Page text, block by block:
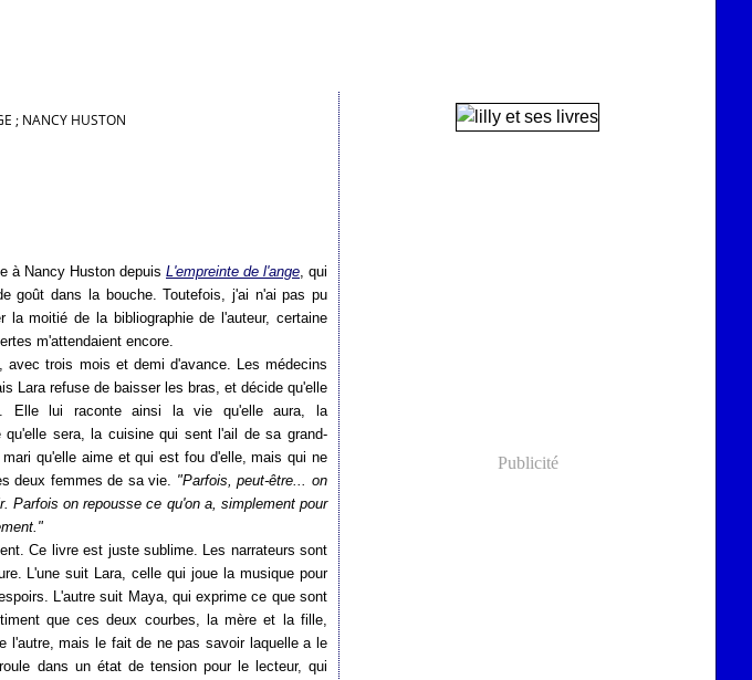
; NANCY HUSTON
à Nancy Huston depuis L'empreinte de l'ange, qui
goût dans la bouche. Toutefois, j'ai n'ai pas pu
la moitié de la bibliographie de l'auteur, certaine
m'attendaient encore.
avec trois mois et demi d'avance. Les médecins
Lara refuse de baisser les bras, et décide qu'elle
Elle lui raconte ainsi la vie qu'elle aura, la
qu'elle sera, la cuisine qui sent l'ail de sa grand-
qu'elle aime et qui est fou d'elle, mais qui ne
deux femmes de sa vie. "Parfois, peut-être... on
Parfois on repousse ce qu'on a, simplement pour
Ce livre est juste sublime. Les narrateurs sont
L'une suit Lara, celle qui joue la musique pour
L'autre suit Maya, qui exprime ce que sont
que ces deux courbes, la mère et la fille,
l'autre, mais le fait de ne pas savoir laquelle a le
dans un état de tension pour le lecteur, qui
Publicité